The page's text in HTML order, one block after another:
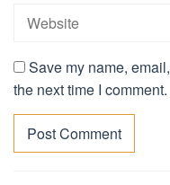
Save my name,
the next time I comment.